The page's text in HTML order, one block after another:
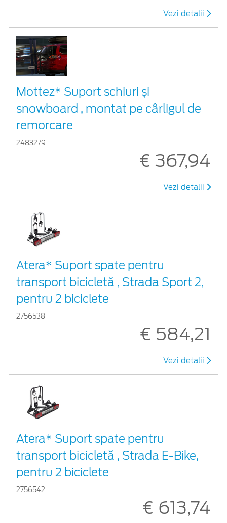
Vezi detalii
Mottez* Suport schiuri și
snowboard , montat pe cârligul de
remorcare
2483279
€ 367,94
Vezi detalii
Atera* Suport spate pentru
transport bicicletă , Strada Sport 2,
pentru 2 biciclete
2756538
€ 584,21
Vezi detalii
Atera* Suport spate pentru
transport bicicletă , Strada E-Bike,
pentru 2 biciclete
2756542
€ 613,74